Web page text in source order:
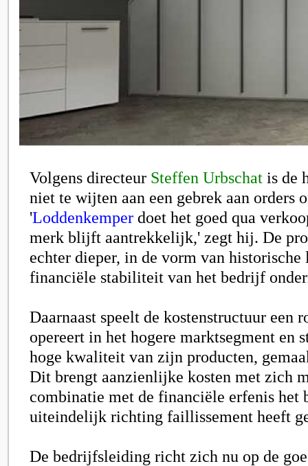
Volgens directeur Steffen Urbschat is de
niet te wijten aan een gebrek aan orders
'Loddenkemper doet het goed qua
merk blijft aantrekkelijk,' zegt hij. De
echter dieper, in de vorm van historische
financiële stabiliteit van het bedrijf
Daarnaast speelt de kostenstructuur een
opereert in het hogere marktsegment en
hoge kwaliteit van zijn producten,
Dit brengt aanzienlijke kosten met zich
combinatie met de financiële erfenis het
uiteindelijk richting faillissement heeft
De bedrijfsleiding richt zich nu op de